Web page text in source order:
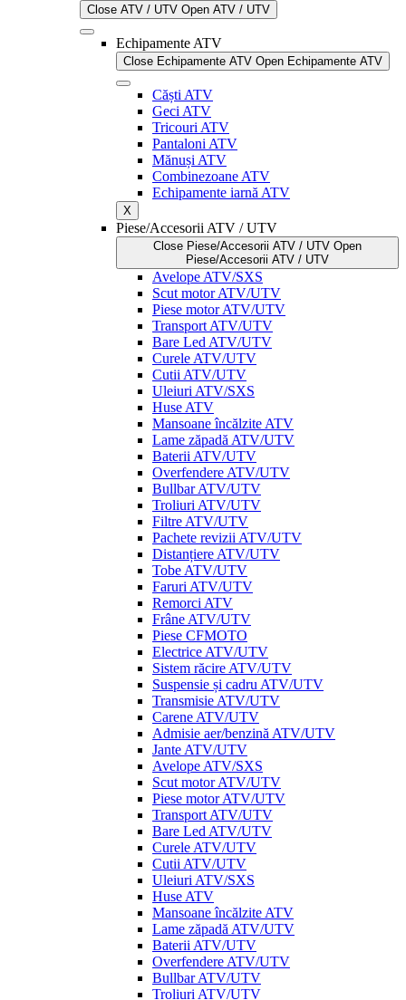
Close ATV / UTV Open ATV / UTV
Echipamente ATV
Close Echipamente ATV Open Echipamente ATV
Căști ATV
Geci ATV
Tricouri ATV
Pantaloni ATV
Mănuși ATV
Combinezoane ATV
Echipamente iarnă ATV
X
Piese/Accesorii ATV / UTV
Close Piese/Accesorii ATV / UTV Open
Piese/Accesorii ATV / UTV
Avelope ATV/SXS
Scut motor ATV/UTV
Piese motor ATV/UTV
Transport ATV/UTV
Bare Led ATV/UTV
Curele ATV/UTV
Cutii ATV/UTV
Uleiuri ATV/SXS
Huse ATV
Mansoane încălzite ATV
Lame zăpadă ATV/UTV
Baterii ATV/UTV
Overfendere ATV/UTV
Bullbar ATV/UTV
Troliuri ATV/UTV
Filtre ATV/UTV
Pachete revizii ATV/UTV
Distanțiere ATV/UTV
Tobe ATV/UTV
Faruri ATV/UTV
Remorci ATV
Frâne ATV/UTV
Piese CFMOTO
Electrice ATV/UTV
Sistem răcire ATV/UTV
Suspensie și cadru ATV/UTV
Transmisie ATV/UTV
Carene ATV/UTV
Admisie aer/benzină ATV/UTV
Jante ATV/UTV
Avelope ATV/SXS
Scut motor ATV/UTV
Piese motor ATV/UTV
Transport ATV/UTV
Bare Led ATV/UTV
Curele ATV/UTV
Cutii ATV/UTV
Uleiuri ATV/SXS
Huse ATV
Mansoane încălzite ATV
Lame zăpadă ATV/UTV
Baterii ATV/UTV
Overfendere ATV/UTV
Bullbar ATV/UTV
Troliuri ATV/UTV